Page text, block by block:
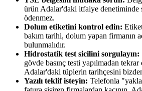
ürün Adalar'daki itfaiye denetiminde
ödenmez.
Dolum etiketini kontrol edin:
bakım tarihi, dolum yapan firmanın
bulunmalıdır.
Hidrostatik test sicilini sorgulayın:
gövde basınç testi yapılmadan tekrar
Adalar'daki tüplerin tarihçesini
Yazılı teklif isteyin: Telefonla